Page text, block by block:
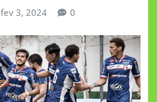
fev 3, 2024 0